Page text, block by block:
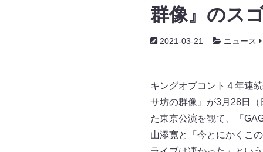
群像』のス
2021-03-21 ニュース
キングオブコント４年連
サ坊の群像』が3月28日
た東京公演を観て、「
山添寛と「今とにかくこ